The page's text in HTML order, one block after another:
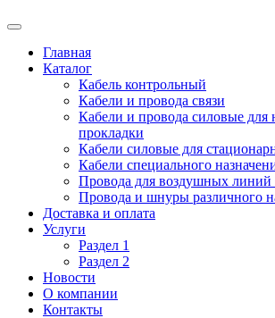
Главная
Каталог
Кабель контрольный
Кабели и провода связи
Кабели и провода силовые для
прокладки
Кабели силовые для
Кабели специального
Провода для воздушных линий
Провода и шнуры различного
Доставка и оплата
Услуги
Раздел 1
Раздел 2
Новости
О компании
Контакты